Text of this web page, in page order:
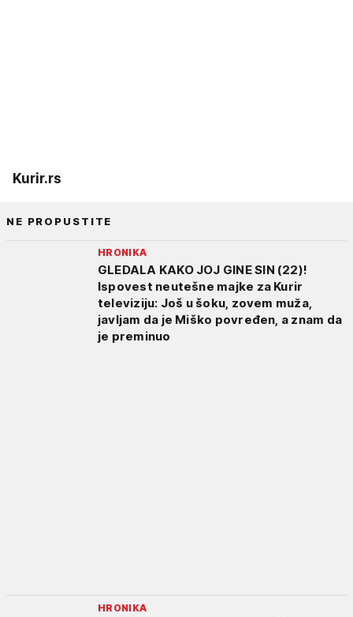
Kurir.rs
NE PROPUSTITE
HRONIKA
GLEDALA KAKO JOJ GINE SIN (22)!
Ispovest neutešne majke za Kurir
televiziju: Još u šoku, zovem muža,
javljam da je Miško povređen, a znam da
je preminuo
HRONIKA